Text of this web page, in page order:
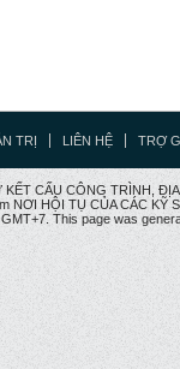
TRỊ LIÊN HỆ TRỢ
CẤU CÔNG TRÌNH,
NƠI HỘI TỤ CỦA CÁC KỸ
This page was